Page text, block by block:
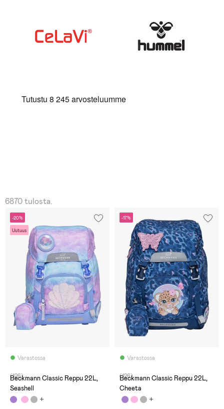
6870 tulosta.
-20%
Uutuus
Varastossa
(126)
Beckmann Classic Reppu 22L,
Seashell
-17%
Varastossa
(126)
Beckmann Classic Reppu 22L,
Cheeta